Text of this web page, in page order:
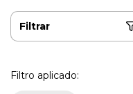
Filtrar
Filtro aplicado: